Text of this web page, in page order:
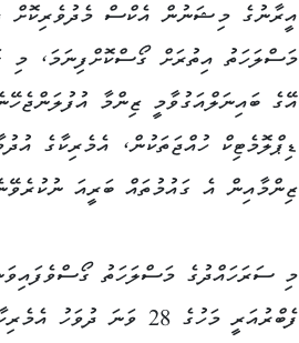
އީރާނުގެ މިޝަނުން އެކްސް މެދުވެރިކޮށް
މަސްލަހަތު އިތުރަށް ގޯސްކޮށްފިނަމަ، މި
އޭގެ ބައިނަލްއަގުވާމީ ޒިންމާ
ޑިޕްލޮމެޓިކް ހުއްޖަތަކުން، އެމެރިކާގެ
ޒިންމާއިން އެ ގައުމުތައް ބަރީއަ
މި ސަރަހައްދުގެ މަސްލަހަތު
ފެބްރުއަރީ މަހުގެ 28 ވަނަ ދުވަހު